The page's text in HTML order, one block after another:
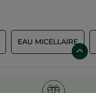
EAU MICELLAIRE